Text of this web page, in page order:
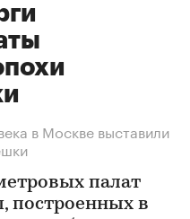
в Москве выставили
палат
построенных в